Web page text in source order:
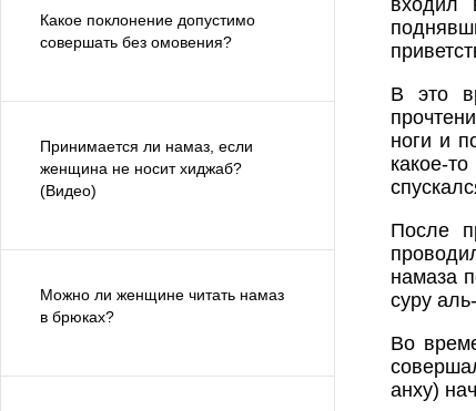
Какое поклонение допустимо
совершать без омовения?
Принимается ли намаз, если
женщина не носит хиджаб?
(Видео)
Можно ли женщине читать намаз
в брюках?
входил
В это
ноги и
какое-
После
намаза
суру
Во
анху)